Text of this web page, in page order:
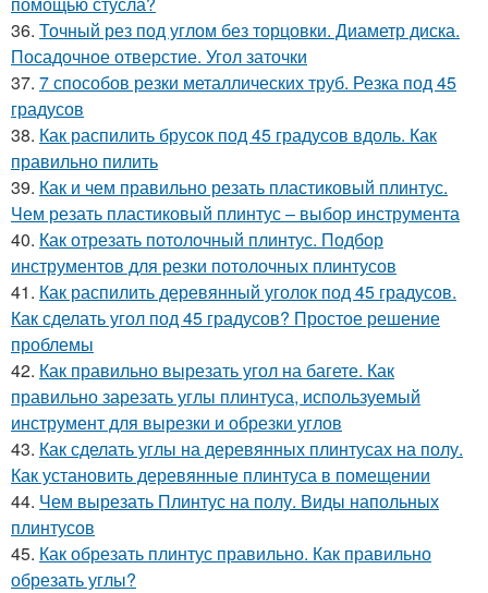
36. Точный рез под углом без торцовки. Диаметр диска.
Посадочное отверстие. Угол заточки
37. 7 способов резки металлических труб. Резка под 45
градусов
38. Как распилить брусок под 45 градусов вдоль. Как
правильно пилить
39. Как и чем правильно резать пластиковый плинтус.
Чем резать пластиковый плинтус – выбор инструмента
40. Как отрезать потолочный плинтус. Подбор
инструментов для резки потолочных плинтусов
41. Как распилить деревянный уголок под 45 градусов.
Как сделать угол под 45 градусов? Простое решение
проблемы
42. Как правильно вырезать угол на багете. Как
правильно зарезать углы плинтуса, используемый
инструмент для вырезки и обрезки углов
43. Как сделать углы на деревянных плинтусах на полу.
Как установить деревянные плинтуса в помещении
44. Чем вырезать Плинтус на полу. Виды напольных
плинтусов
45. Как обрезать плинтус правильно. Как правильно
обрезать углы?